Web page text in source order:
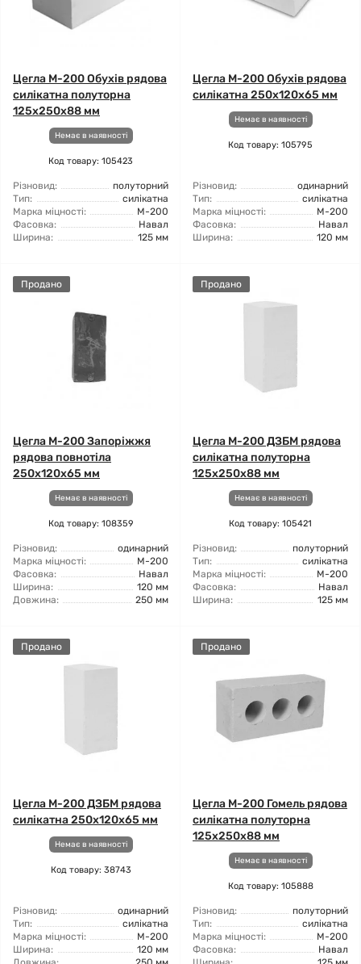
Цегла М-200 Обухів рядова
силікатна полуторна
125х250х88 мм
Немає в наявності
Код товару: 105423
Різновид:
полуторний
Тип:
силікатна
Марка міцності:
М-200
Фасовка:
Навал
Ширина:
125 мм
Цегла М-200 Обухів рядова
силікатна 250х120х65 мм
Немає в наявності
Код товару: 105795
Різновид:
одинарний
Тип:
силікатна
Марка міцності:
М-200
Фасовка:
Навал
Ширина:
120 мм
Продано
Цегла М-200 Запоріжжя
рядова повнотіла
250х120х65 мм
Немає в наявності
Код товару: 108359
Різновид:
одинарний
Марка міцності:
М-200
Фасовка:
Навал
Ширина:
120 мм
Довжина:
250 мм
Продано
Цегла М-200 ДЗБМ рядова
силікатна полуторна
125х250х88 мм
Немає в наявності
Код товару: 105421
Різновид:
полуторний
Тип:
силікатна
Марка міцності:
М-200
Фасовка:
Навал
Ширина:
125 мм
Продано
Цегла М-200 ДЗБМ рядова
силікатна 250х120х65 мм
Немає в наявності
Код товару: 38743
Різновид:
одинарний
Тип:
силікатна
Марка міцності:
М-200
Ширина:
120 мм
Продано
Цегла М-200 Гомель рядова
силікатна полуторна
125х250х88 мм
Немає в наявності
Код товару: 105888
Різновид:
полуторний
Тип:
силікатна
Марка міцності:
М-200
Фасовка:
Навал